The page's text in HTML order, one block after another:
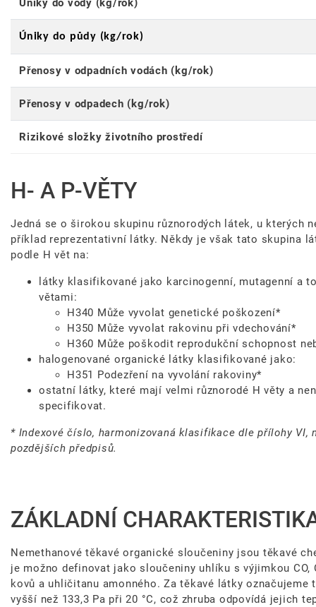
Úniky do vody (kg/rok)
Úniky do půdy (kg/rok)
Přenosy v odpadních vodách (kg/rok)
Přenosy v odpadech (kg/rok)
Rizikové složky životního prostředí
H- A P-VĚTY
Jedná se o širokou skupinu různorodých látek, u kterých
příklad reprezentativní látky. Někdy je však tato skupina
podle H vět na:
látky klasifikované jako karcinogenní, mutagenní a
větami:
H340 Může vyvolat genetické poškození*
H350 Může vyvolat rakovinu při vdechování*
H360 Může poškodit reprodukční schopnost
halogenované organické látky klasifikované jako:
H351 Podezření na vyvolání rakoviny*
ostatní látky, které mají velmi různorodé H věty a
specifikovat.
* Indexové číslo, harmonizovaná klasifikace dle přílohy VI,
pozdějších předpisů.
ZÁKLADNÍ
Nemethanové těkavé organické sloučeniny jsou těkavé
je možno definovat jako sloučeniny uhlíku s výjimkou CO,
kovů a uhličitanu amonného. Za těkavé látky
vyšší než 133,3 Pa při 20 °C, což zhruba odpovídá jejich